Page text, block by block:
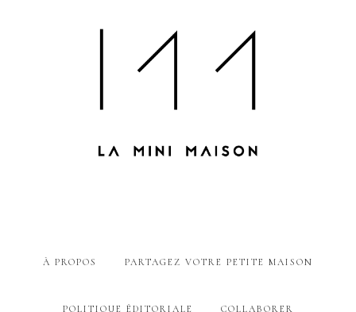
À PROPOS PARTAGEZ VOTRE PETITE MAISON
POLITIQUE ÉDITORIALE COLLABORER